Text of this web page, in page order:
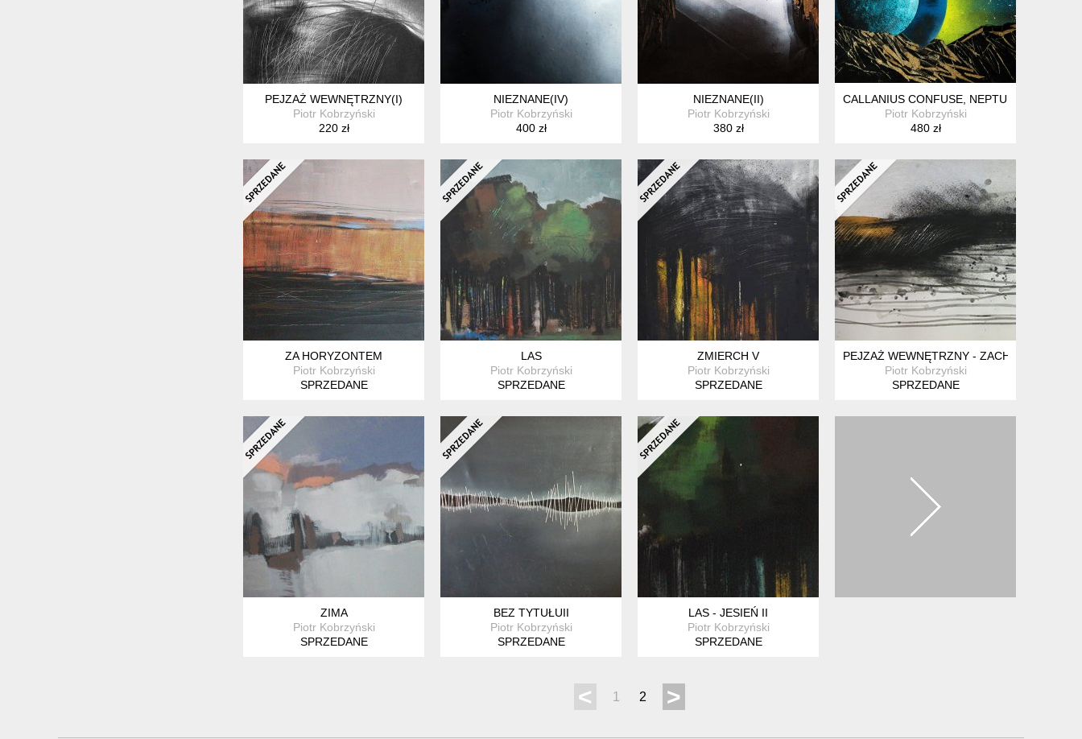
PEJZAŻ WEWNĘTRZNY(I)
Piotr Kobrzyński
220 zł
NIEZNANE(IV)
Piotr Kobrzyński
400 zł
NIEZNANE(II)
Piotr Kobrzyński
380 zł
CALLANIUS CONFUSE, NEPTUN -
Piotr Kobrzyński
480 zł
ZA HORYZONTEM
Piotr Kobrzyński
SPRZEDANE
LAS
Piotr Kobrzyński
SPRZEDANE
ZMIERCH V
Piotr Kobrzyński
SPRZEDANE
PEJZAŻ WEWNĘTRZNY - ZACHÓD SŁOŃCA I
Piotr Kobrzyński
SPRZEDANE
ZIMA
Piotr Kobrzyński
SPRZEDANE
BEZ TYTUŁUII
Piotr Kobrzyński
SPRZEDANE
LAS - JESIEŃ II
Piotr Kobrzyński
SPRZEDANE
< 1 2 >